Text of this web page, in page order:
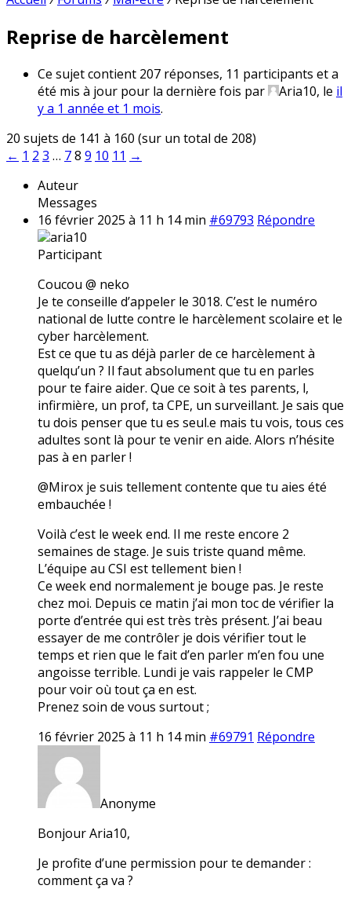
Reprise de harcèlement
Ce sujet contient 207 réponses, 11 participants et a
été mis à jour pour la dernière fois par
Aria10, le il
y a 1 année et 1 mois.
20 sujets de 141 à 160 (sur un total de 208)
← 1 2 3 … 78 9 10 11 →
Auteur
Messages
16 février 2025 à 11 h 14 min #69793 Répondre
aria10
Participant
Coucou @ neko
Je te conseille d’appeler le 3018. C’est le numéro
national de lutte contre le harcèlement scolaire et le
cyber harcèlement.
Est ce que tu as déjà parler de ce harcèlement à
quelqu’un ? Il faut absolument que tu en parles
pour te faire aider. Que ce soit à tes parents, l,
infirmière, un prof, ta CPE, un surveillant. Je sais que
tu dois penser que tu es seul.e mais tu vois, tous ces
adultes sont là pour te venir en aide. Alors n’hésite
pas à en parler !
@Mirox je suis tellement contente que tu aies été
embauchée !
Voilà c’est le week end. Il me reste encore 2
semaines de stage. Je suis triste quand même.
L’équipe au CSI est tellement bien !
Ce week end normalement je bouge pas. Je reste
chez moi. Depuis ce matin j’ai mon toc de vérifier la
porte d’entrée qui est très très présent. J’ai beau
essayer de me contrôler je dois vérifier tout le
temps et rien que le fait d’en parler m’en fou une
angoisse terrible. Lundi je vais rappeler le CMP
pour voir où tout ça en est.
Prenez soin de vous surtout ;
16 février 2025 à 11 h 14 min #69791 Répondre
Anonyme
Bonjour Aria10,
Je profite d’une permission pour te demander :
comment ça va ?